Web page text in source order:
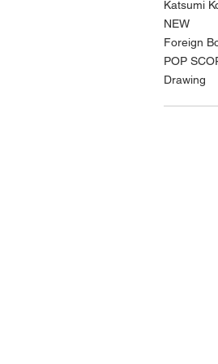
Katsumi
NEW
Foreign
POP
Drawing